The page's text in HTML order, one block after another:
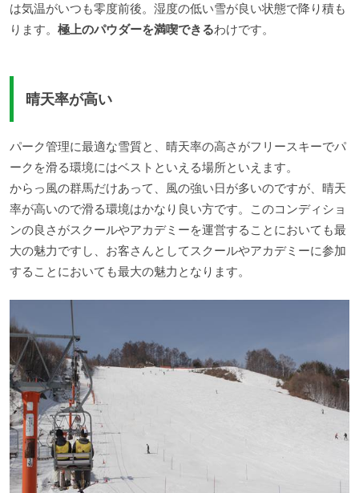
は気温がいつも零度前後。湿度の低い雪が良い状態で降り積も
ります。 極上のパウダーを満喫できるわけです。
晴天率が高い
パーク管理に最適な雪質と、晴天率の高さがフリースキーでパ
ークを滑る環境にはベストといえる場所といえます。
からっ風の群馬だけあって、風の強い日が多いのですが、晴天
率が高いので滑る環境はかなり良い方です。このコンディショ
ンの良さがスクールやアカデミーを運営することにおいても最
大の魅力ですし、お客さんとしてスクールやアカデミーに参加
することにおいても最大の魅力となります。